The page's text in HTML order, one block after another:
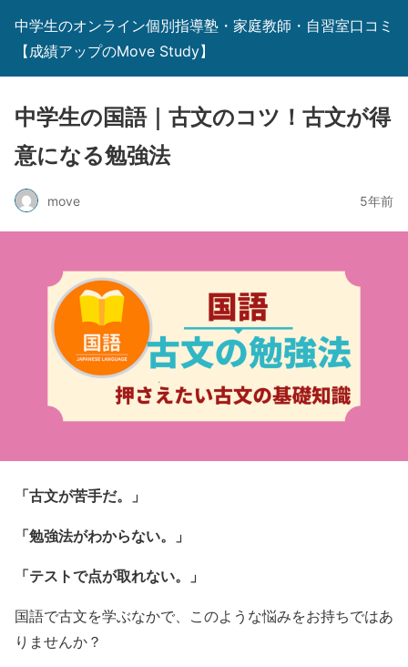
中学生のオンライン個別指導塾・家庭教師・自習室口コミ
【成績アップのMove Study】
中学生の国語｜古文のコツ！古文が得
意になる勉強法
move 5年前
「古文が苦手だ。」
「勉強法がわからない。」
「テストで点が取れない。」
国語で古文を学ぶなかで、このような悩みをお持ちではあ
りませんか？